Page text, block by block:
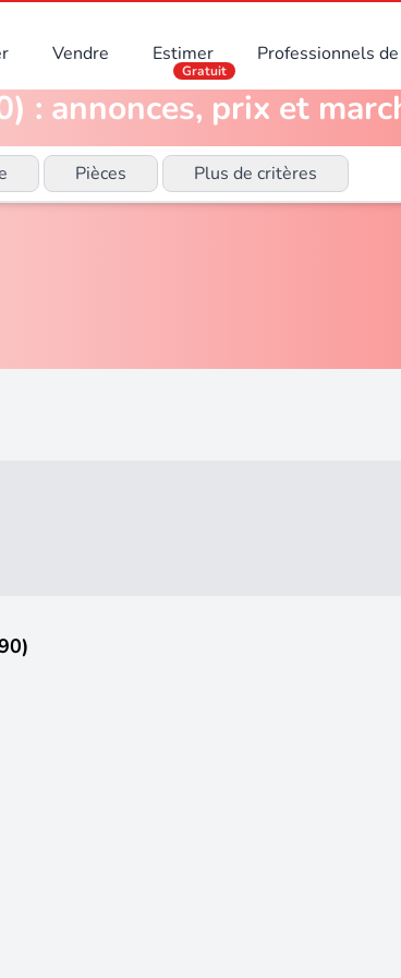
Vendre Estimer
Gratuit
Professionnels
: annonces, prix et
Pièces Plus de critères